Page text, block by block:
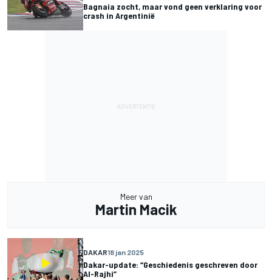
Bagnaia zocht, maar vond geen verklaring voor
crash in Argentinië
Meer van
Martin Macik
DAKAR18 jan 2025
Dakar-update: “Geschiedenis geschreven door
Al-Rajhi”